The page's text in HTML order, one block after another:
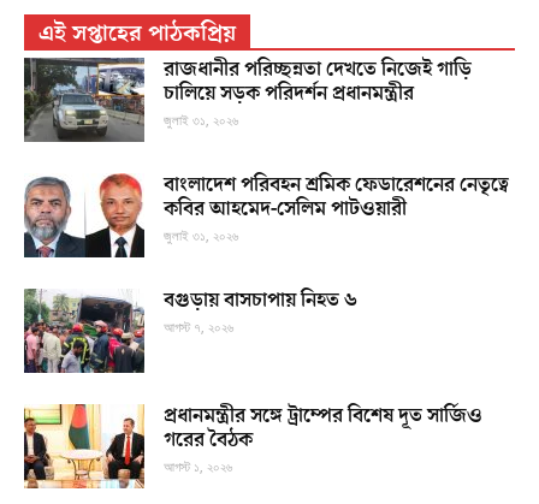
এই সপ্তাহের পাঠকপ্রিয়
রাজধানীর পরিচ্ছন্নতা দেখতে নিজেই গাড়ি
চালিয়ে সড়ক পরিদর্শন প্রধানমন্ত্রীর
জুলাই ৩১, ২০২৬
বাংলাদেশ পরিবহন শ্রমিক ফেডারেশনের নেতৃত্বে
কবির আহমেদ-সেলিম পাটওয়ারী
জুলাই ৩১, ২০২৬
বগুড়ায় বাসচাপায় নিহত ৬
আগস্ট ৭, ২০২৬
প্রধানমন্ত্রীর সঙ্গে ট্রাম্পের বিশেষ দূত সার্জিও
গরের বৈঠক
আগস্ট ১, ২০২৬